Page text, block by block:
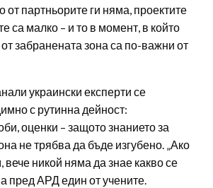
от партньорите ги няма, проектите
са малко – и то в момент, в който
забранената зона са по-важни от
украински експерти се
с рутинна дейност:
оценки – защото знанието за
не трябва да бъде изгубено. „Ако
никой няма да знае какво се
пред АРД един от учените.